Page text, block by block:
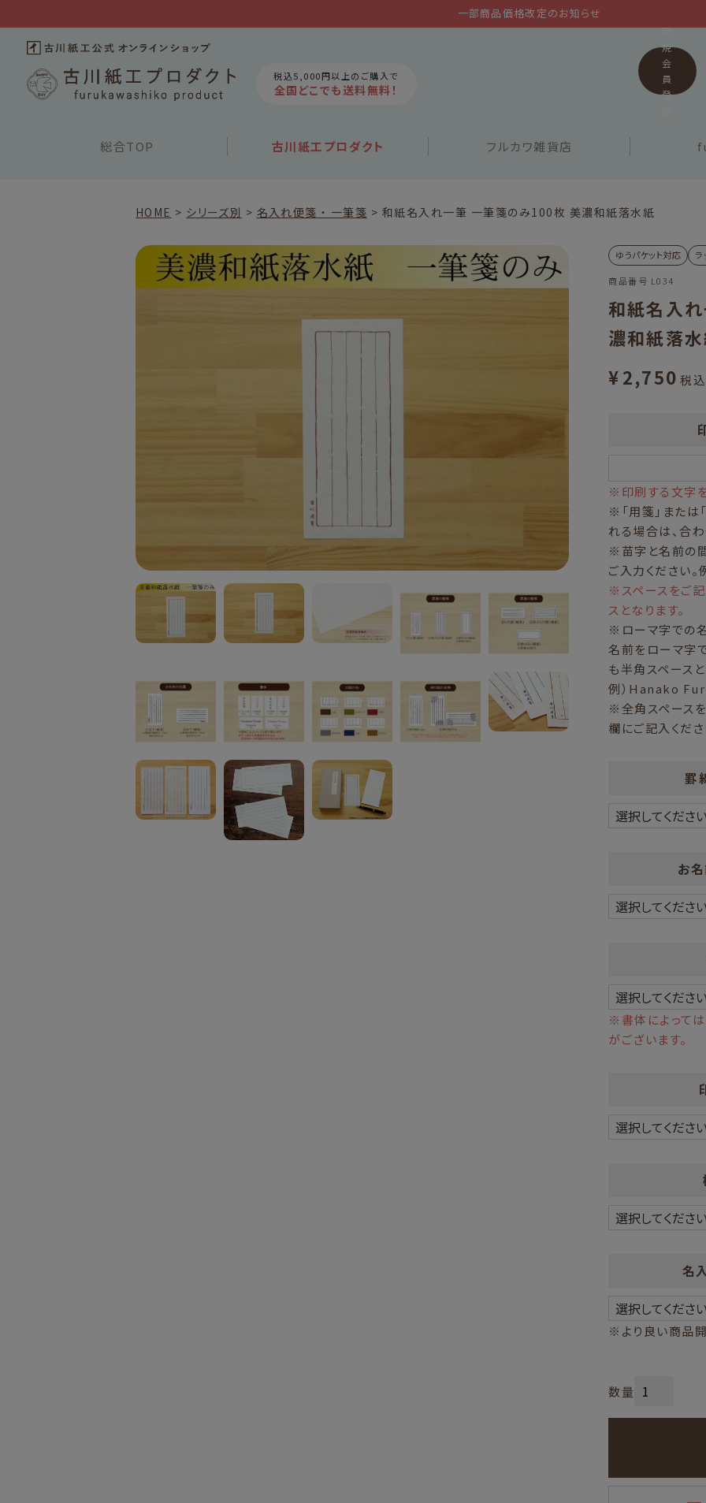
一部商品価格改定のお知らせ
税込5,000円以上のご購入で
全国どこでも送料無料！
総合TOP 古川紙工プロダクト フルカワ雑貨店
新
規
会
員
登
HOME シリーズ別 名入れ便箋 ・ 一筆箋 和紙名入れ一筆 一筆箋のみ100枚 美濃和紙落水紙
ゆうパケット対応 ラ
商品番号 L034
和紙名入
濃和紙落
¥2,750 税込
※印刷する文字
※「用箋」または
れる場合は、合
※苗字と名前の
ご入力ください。
※スペースをご
スとなります。
※ローマ字での
名前をローマ字
も半角スペースと
例）Hanako
※全角スペース
欄にご記入くださ
罫
お
※書体によって
がございます。
名
※より良い商品